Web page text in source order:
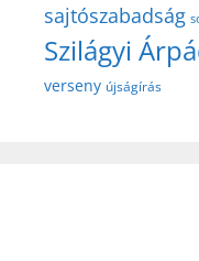
sajtószabadság
Szilágyi
verseny újságírás